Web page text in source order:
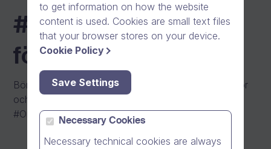
#One priser för
företag
Börja kommunicera och samarbeta med dina kollegor
och externa partners säkert och sömlöst idag med
#One.
to get information on how the website
content is used. Cookies are small text files
that your browser stores on your device.
Cookie Policy
Save Settings
Necessary Cookies
Necessary technical cookies are always